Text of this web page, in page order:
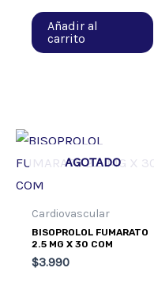
Añadir al
carrito
AGOTADO
Cardiovascular
BISOPROLOL FUMARATO
2.5 MG X 30 COM
$3.990